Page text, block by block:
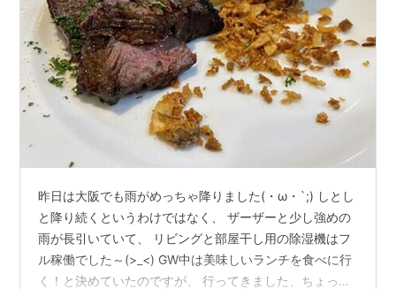
昨日は大阪でも雨がめっちゃ降りました(・ω・`;) しとし
と降り続くというわけではなく、 ザーザーと少し強めの
雨が長引いていて、 リビングと部屋干し用の除湿機はフ
ル稼働でした～(>_<) GW中は美味しいランチを食べに行
く！と決めていたのですが、 行ってきました、ちょっと